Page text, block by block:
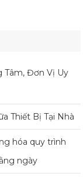
Tâm, Đơn Vị Uy
Thiết Bị Tại Nhà
hóa quy trình
ngày